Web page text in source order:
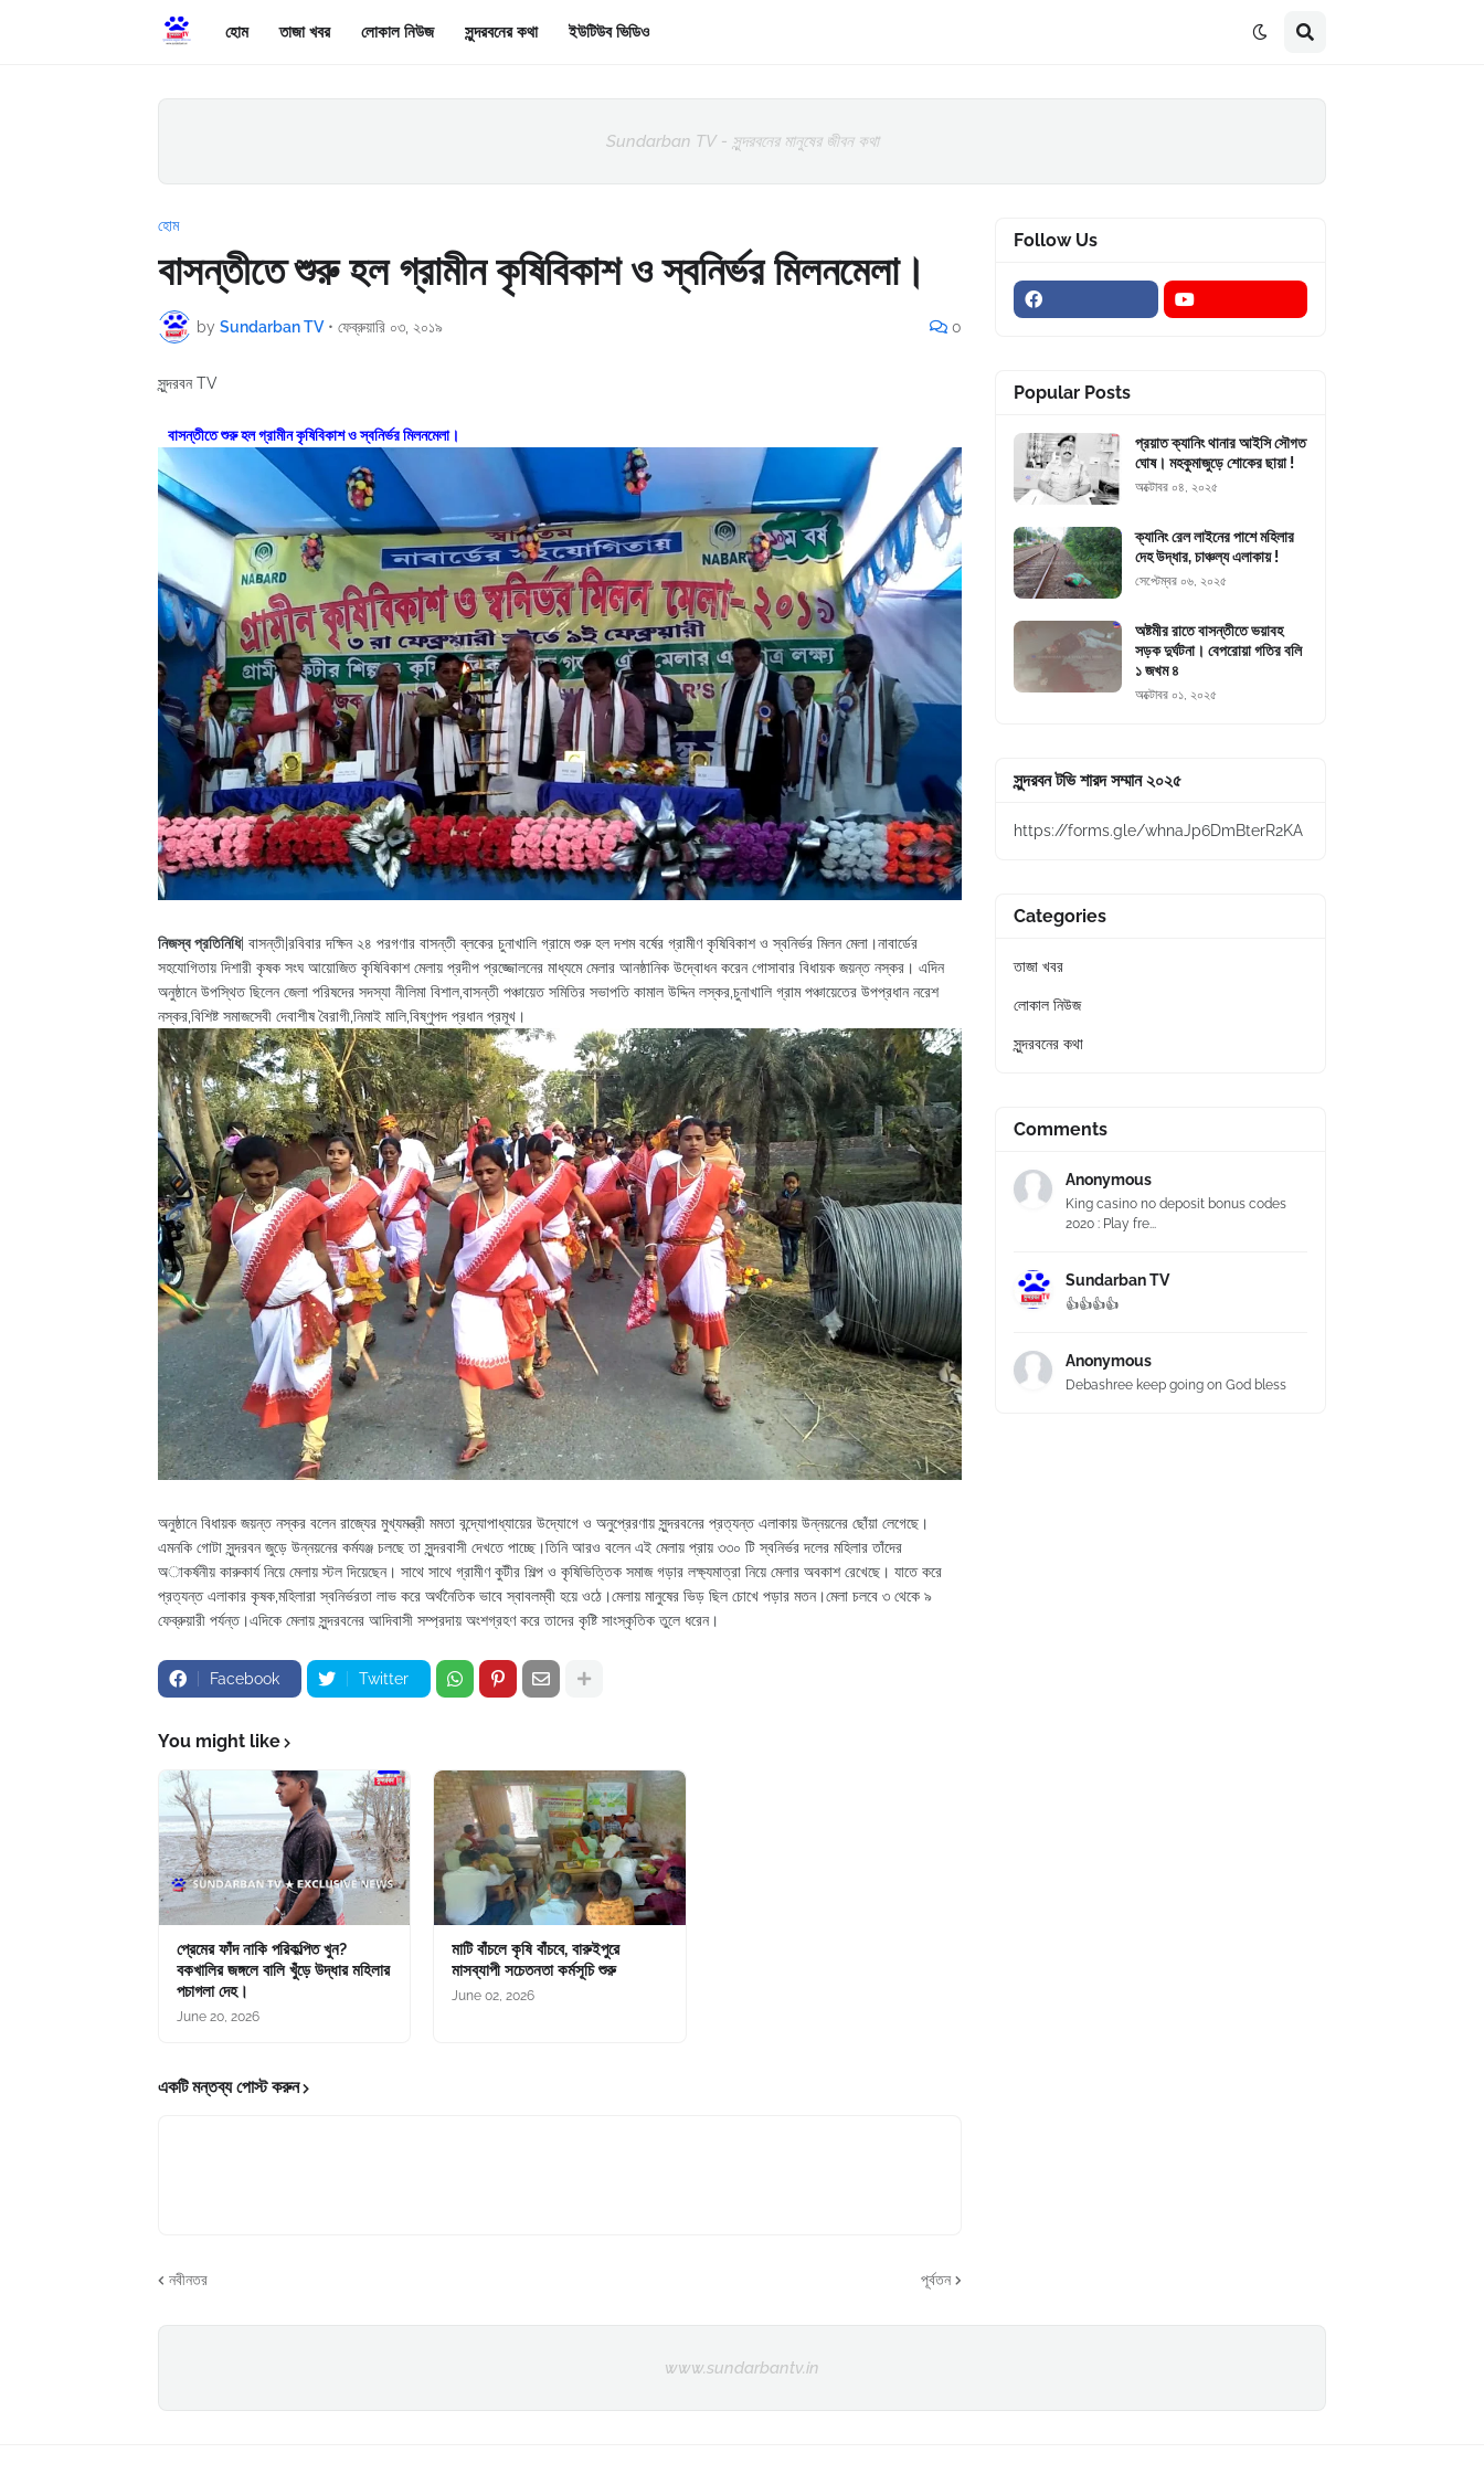
হোম তাজা খবর লোকাল নিউজ সুন্দরবনের কথা ইউটিউব ভিডিও
Sundarban TV - সুন্দরবনের মানুষের জীবন কথা
হোম
বাসন্তীতে শুরু হল গ্রামীন কৃষিবিকাশ ও স্বনির্ভর মিলনমেলা।
by Sundarban TV • ফেব্রুয়ারি ০৩, ২০১৯ 0
সুন্দরবন TV
বাসন্তীতে শুরু হল গ্রামীন কৃষিবিকাশ ও স্বনির্ভর মিলনমেলা।
নিজস্ব প্রতিনিধি| বাসন্তী|রবিবার দক্ষিন ২৪ পরগণার বাসন্তী ব্লকের চুনাখালি গ্রামে শুরু হল দশম বর্ষের গ্রামীণ কৃষিবিকাশ ও স্বনির্ভর মিলন মেলা।নাবার্ডের
সহযোগিতায় দিশারী কৃষক সংঘ আয়োজিত কৃষিবিকাশ মেলায় প্রদীপ প্রজ্জোলনের মাধ্যমে মেলার আনষ্ঠানিক উদ্বোধন করেন গোসাবার বিধায়ক জয়ন্ত নস্কর। এদিন
অনুষ্ঠানে উপস্থিত ছিলেন জেলা পরিষদের সদস্যা নীলিমা বিশাল,বাসন্তী পঞ্চায়েত সমিতির সভাপতি কামাল উদ্দিন লস্কর,চুনাখালি গ্রাম পঞ্চায়েতের উপপ্রধান নরেশ
নস্কর,বিশিষ্ট সমাজসেবী দেবাশীষ বৈরাগী,নিমাই মালি,বিষ্ণুপদ প্রধান প্রমূখ।
অনুষ্ঠানে বিধায়ক জয়ন্ত নস্কর বলেন রাজ্যের মুখ্যমন্ত্রী মমতা বন্দ্যোপাধ্যায়ের উদ্যোগে ও অনুপ্রেরণায় সুন্দরবনের প্রত্যন্ত এলাকায় উন্নয়নের ছোঁয়া লেগেছে।
এমনকি গোটা সুন্দরবন জুড়ে উন্নয়নের কর্মযঞ্জ চলছে তা সুন্দরবাসী দেখতে পাচ্ছে।তিনি আরও বলেন এই মেলায় প্রায় ৩৩০ টি স্বনির্ভর দলের মহিলার তাঁদের
অাকর্ষনীয় কারুকার্য নিয়ে মেলায় স্টল দিয়েছেন। সাথে সাথে গ্রামীণ কুটীর শিল্প ও কৃষিভিত্তিক সমাজ গড়ার লক্ষ্যমাত্রা নিয়ে মেলার অবকাশ রেখেছে। যাতে করে
প্রত্যন্ত এলাকার কৃষক,মহিলারা স্বনির্ভরতা লাভ করে অর্থনৈতিক ভাবে স্বাবলম্বী হয়ে ওঠে।মেলায় মানুষের ভিড় ছিল চোখে পড়ার মতন।মেলা চলবে ৩ থেকে ৯
ফেব্রুয়ারী পর্যন্ত।এদিকে মেলায় সুন্দরবনের আদিবাসী সম্প্রদায় অংশগ্রহণ করে তাদের কৃষ্টি সাংস্কৃতিক তুলে ধরেন।
Facebook Twitter
You might like
প্রেমের ফাঁদ নাকি পরিকল্পিত খুন?
বকখালির জঙ্গলে বালি খুঁড়ে উদ্ধার মহিলার
পচাগলা দেহ।
June 20, 2026
মাটি বাঁচলে কৃষি বাঁচবে, বারুইপুরে
মাসব্যাপী সচেতনতা কর্মসূচি শুরু
June 02, 2026
একটি মন্তব্য পোস্ট করুন
নবীনতর পূর্বতন
Follow Us
Popular Posts
প্রয়াত ক্যানিং থানার আইসি সৌগত
ঘোষ। মহকুমাজুড়ে শোকের ছায়া !
অক্টোবর ০৪, ২০২৫
ক্যানিং রেল লাইনের পাশে মহিলার
দেহ উদ্ধার, চাঞ্চল্য এলাকায় !
সেপ্টেম্বর ০৬, ২০২৫
অষ্টমীর রাতে বাসন্তীতে ভয়াবহ
সড়ক দুর্ঘটনা। বেপরোয়া গতির বলি
১ জখম ৪
অক্টোবর ০১, ২০২৫
সুন্দরবন টভি শারদ সম্মান ২০২৫
https://forms.gle/whnaJp6DmBterR2KA
Categories
তাজা খবর
লোকাল নিউজ
সুন্দরবনের কথা
Comments
Anonymous
King casino no deposit bonus codes
2020 : Play fre...
Sundarban TV
👍👍👍👍
Anonymous
Debashree keep going on God bless
www.sundarbantv.in